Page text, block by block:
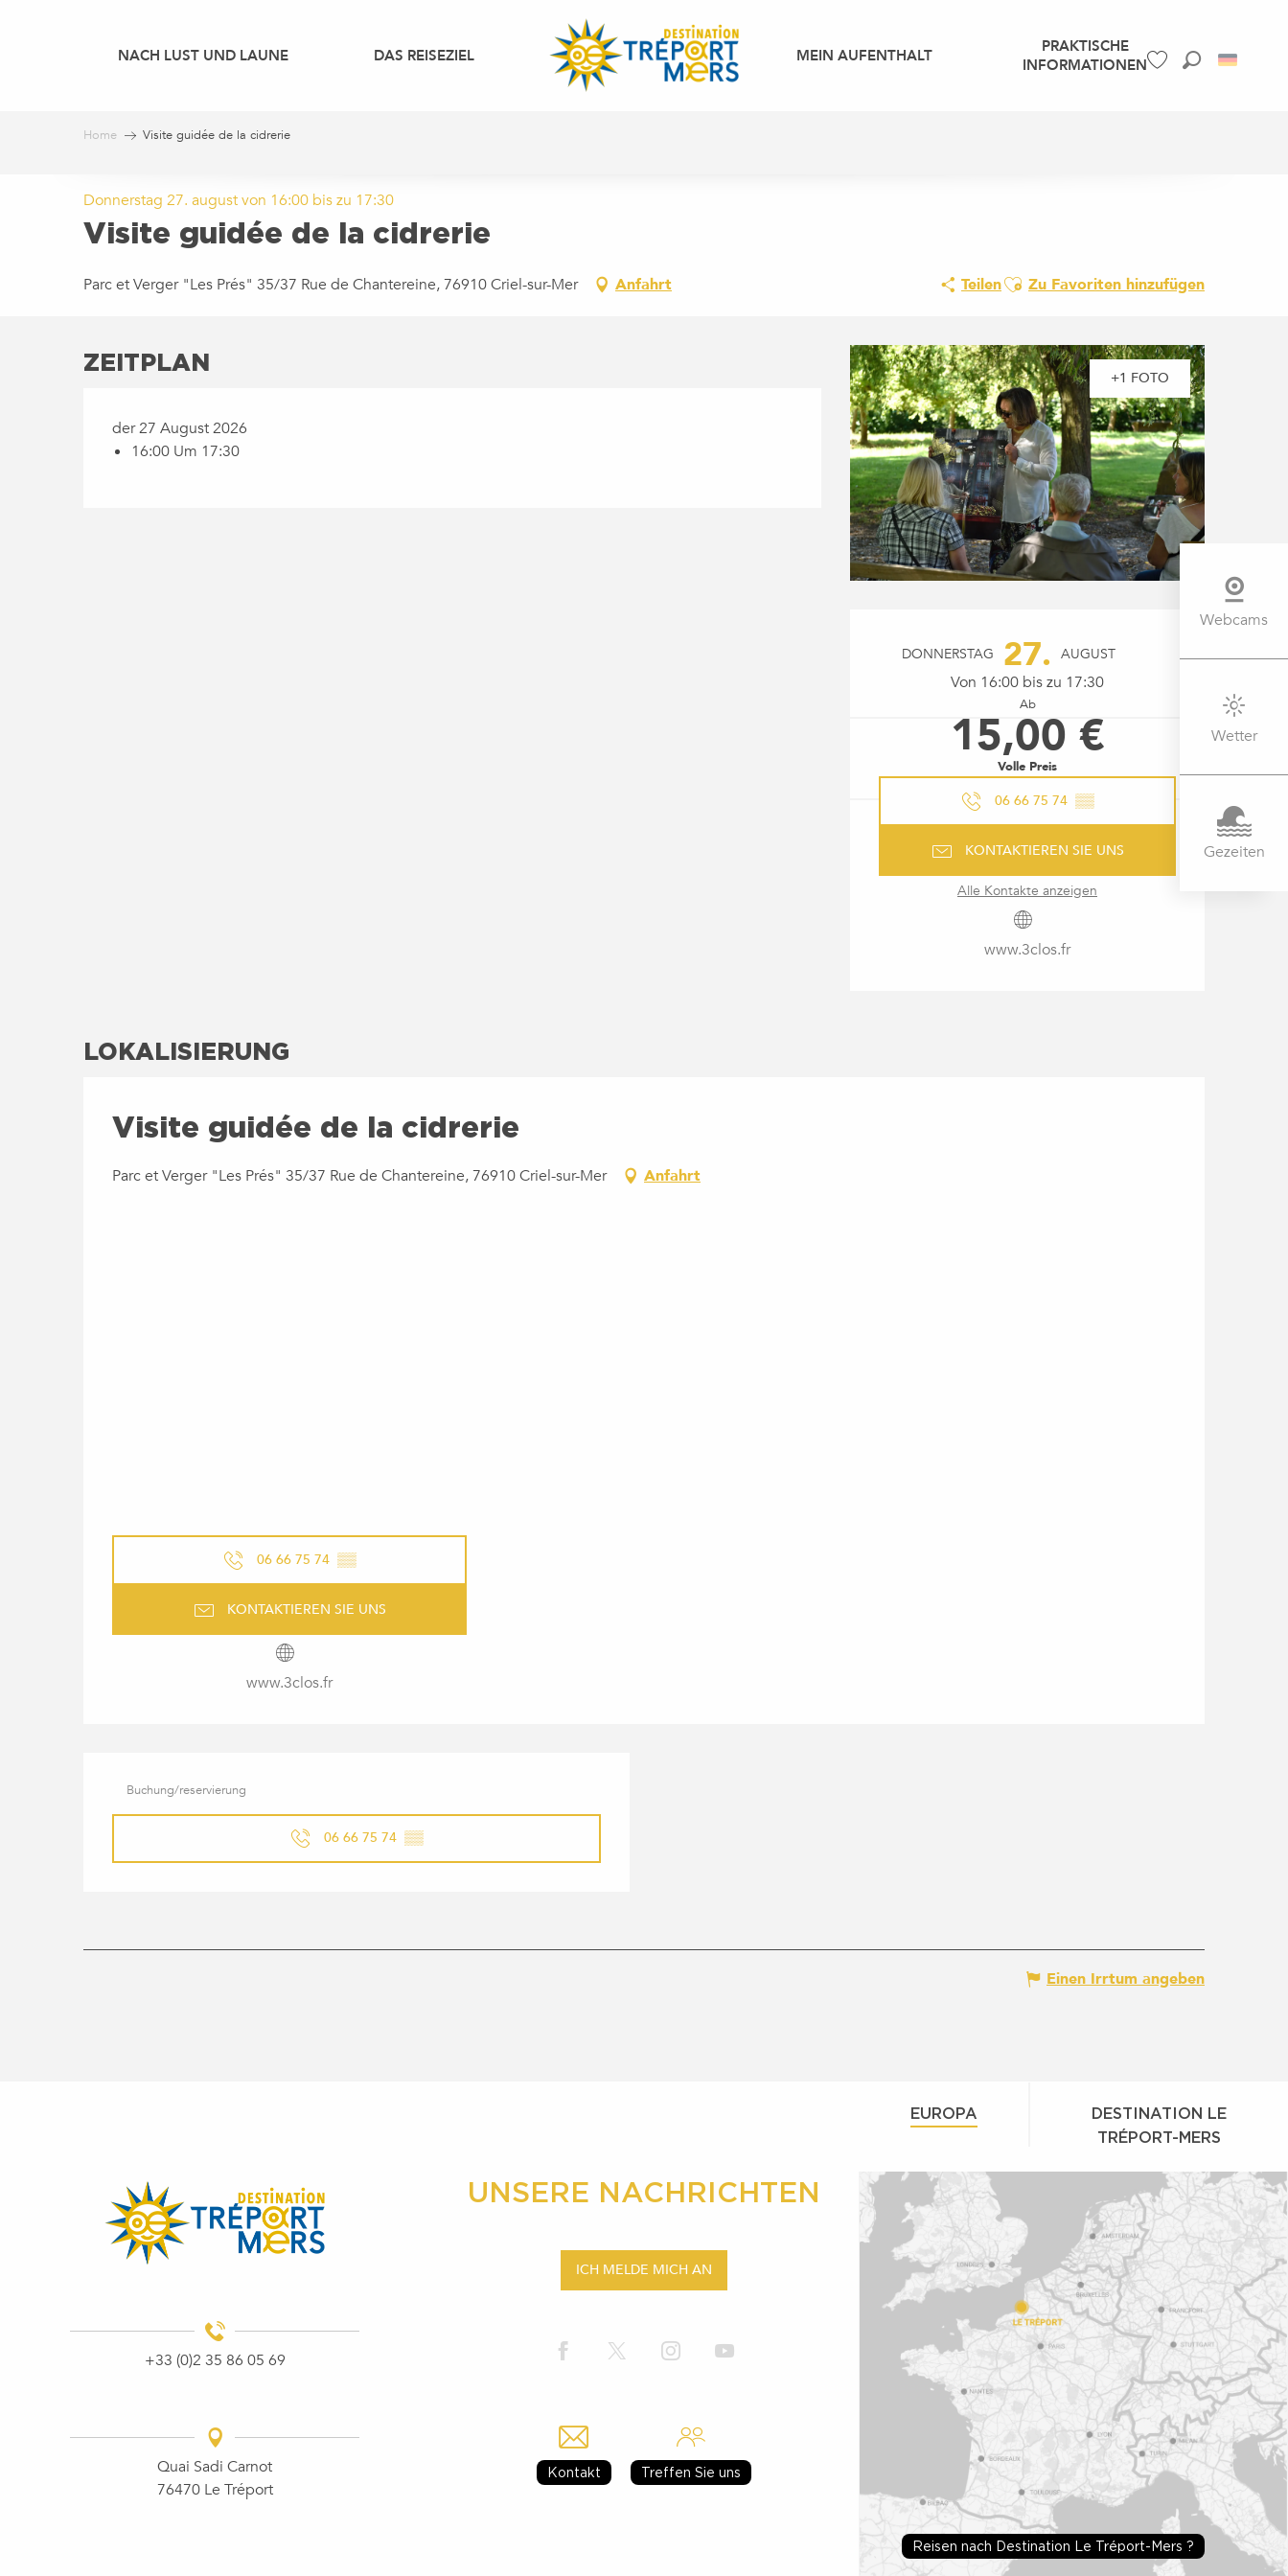
NACH LUST UND LAUNE DAS REISEZIEL MEIN AUFENTHALT
PRAKTISCHE
INFORMATIONEN
Webcams
Wetter
Gezeiten
Home Visite guidée de la cidrerie
Donnerstag 27. august von 16:00 bis zu 17:30
Visite guidée de la cidrerie
Parc et Verger "Les Prés" 35/37 Rue de Chantereine, 76910 Criel-sur-Mer Anfahrt TeilenAjouter aux favoris
Zu Favoriten hinzufügen
+1 FOTO
ÖFFNUNGSZEITEN &
DONNERSTAG 27. AUGUST
Von 16:00 bis zu 17:30
Ab
15,00 €
Volle Preis
06 66 75 74 ▒▒
KONTAKTIEREN SIE UNS
Alle Kontakte anzeigen
www.3clos.fr
ZEITPLAN
der 27 August 2026
16:00 Um 17:30
LOKALISIERUNG
Visite guidée de la cidrerie
Parc et Verger "Les Prés" 35/37 Rue de Chantereine, 76910 Criel-sur-Mer Anfahrt
06 66 75 74 ▒▒
KONTAKTIEREN SIE UNS
www.3clos.fr
Buchung/reservierung
06 66 75 74 ▒▒
Einen Irrtum angeben
+33 (0)2 35 86 05 69
Quai Sadi Carnot
76470 Le Tréport
UNSERE NACHRICHTEN
ICH MELDE MICH AN
Kontakt Treffen Sie uns
EUROPA
DESTINATION LE
TRÉPORT-MERS
Reisen nach Destination Le Tréport-Mers ?